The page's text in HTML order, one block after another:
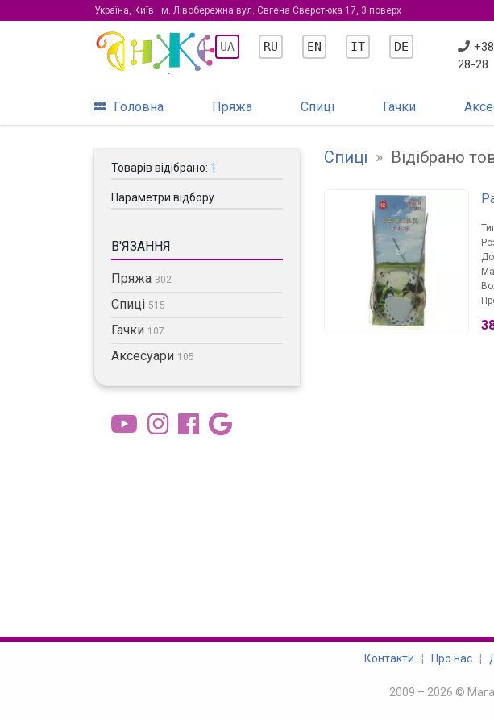
Україна, Київ м. Лівобережна вул. Євгена Сверстюка 17, 3 поверх
UA RU EN IT DE
28-28
Головна Пряжа Спиці Гачки
Товарів відібрано: 1
Параметри відбору
В'ЯЗАННЯ
Пряжа 302
Спиці 515
Гачки 107
Аксесуари 105
Спиці » Відібрано
Контакти ¦ Про нас¦
2009 – 2026 ©